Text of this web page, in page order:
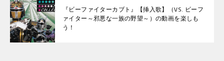
『ビーファイターカブト』【挿入歌】（VS. ビーフ
ァイター～邪悪な一族の野望～）の動画を楽しも
う！